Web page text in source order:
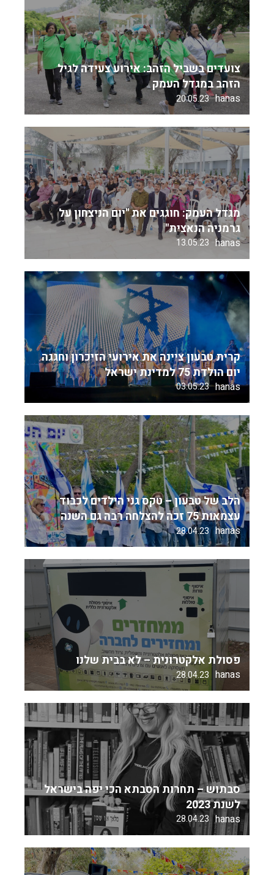
צועדים בשביל הזהב: אירוע צעידה לגיל
הזהב במגדל העמק
hanas
20.05.23
מגדל העמק: חוגגים את "יום הניצחון על
גרמניה הנאצית"
hanas
13.05.23
קרית טבעון ציינה את אירועי הזיכרון וחגגה
יום הולדת 75 למדינת ישראל
hanas
03.05.23
הלב של טבעון – טקס גני הילדים לכבוד
עצמאות 75 זכה להצלחה רבה גם השנה
hanas
28.04.23
פסולת אלקטרונית – לא בבית שלנו
hanas
28.04.23
סבתוש – תחרות הסבתא הכי יפה בישראל
לשנת 2023
hanas
28.04.23